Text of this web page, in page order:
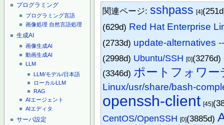
プログラミング
プログラミング言語
画像処理 自然言語処理
生成AI
画像生成AI
動画生成AI
LLM
LLM/モデル/日本語
ローカルLLM
RAG
AIエージェント
AIエディタ
サーバ設定
関連ページ:sshpass [4]
(629d) Red Hat Enterprise
(2733d) update-alternatives
(2998d) Ubuntu/SSH [0](3276d)
(3346d) ポートフォワ
Linux/usr/share/bash-
openssh-client [45]
CentOS/OpenSSH [0](3885d)